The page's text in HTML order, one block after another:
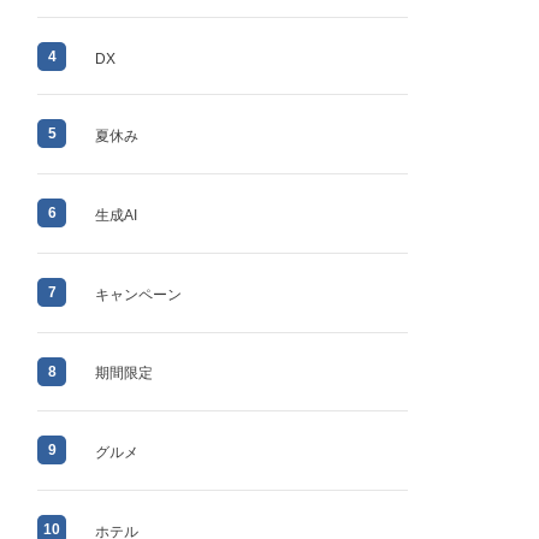
4 DX
5 夏休み
6 生成AI
7 キャンペーン
8 期間限定
9 グルメ
10 ホテル